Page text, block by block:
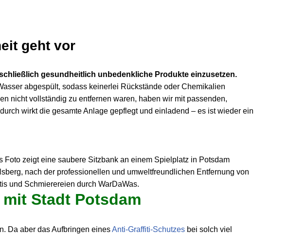
geht vor
gesundheitlich unbedenkliche Produkte einzusetzen.
abgespült, sodass keinerlei Rückstände oder Chemikalien
nicht vollständig zu entfernen waren, haben wir mit passenden,
wirkt die gesamte Anlage gepflegt und einladend – es ist wieder ein
Stadt Potsdam
Da aber das Aufbringen einesAnti-Graffiti-Schutzes bei solch viel